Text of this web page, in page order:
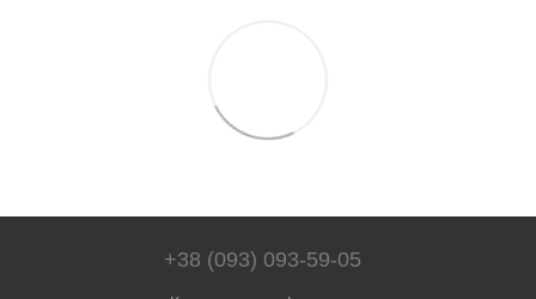
+38 (093) 093-59-05